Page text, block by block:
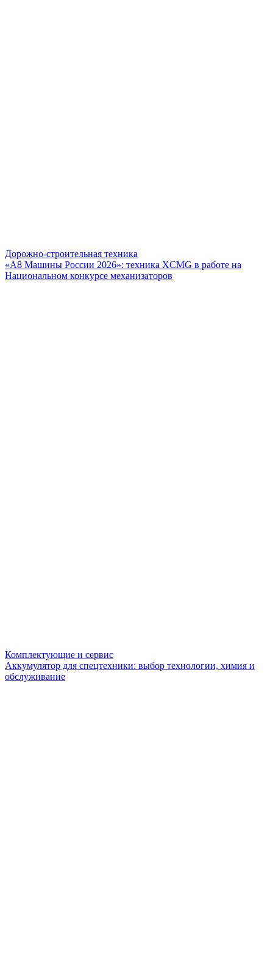
Дорожно-строительная техника
«А8 Машины России 2026»: техника XCMG в работе на
Национальном конкурсе механизаторов
Комплектующие и сервис
Аккумулятор для спецтехники: выбор технологии, химия и
обслуживание